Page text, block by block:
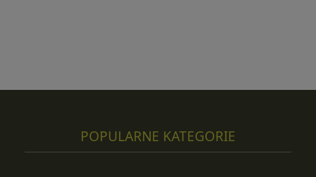
POPULARNE KATEGORIE